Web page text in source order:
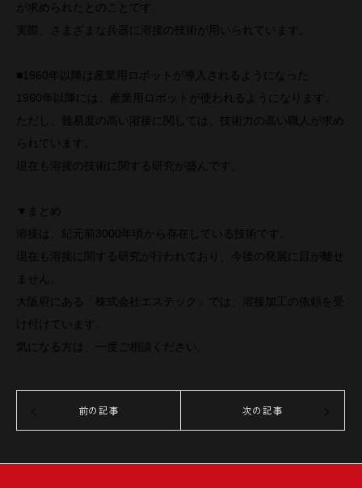
が求められたとのことです。
実際、さまざまな兵器に溶接の技術が用いられています。
■1960年以降は産業用ロボットが導入されるようになった
1960年以降には、産業用ロボットが使われるようになります。
ただし、難易度の高い溶接に関しては、技術力の高い職人が求め
られています。
現在も溶接の技術に関する研究が盛んです。
▼まとめ
溶接は、紀元前3000年頃から存在している技術です。
現在も溶接に関する研究が行われており、今後の発展に目が離せ
ません。
大阪府にある「株式会社エステック」では、溶接加工の依頼を受
け付けています。
気になる方は、一度ご相談ください。
前の記事 次の記事